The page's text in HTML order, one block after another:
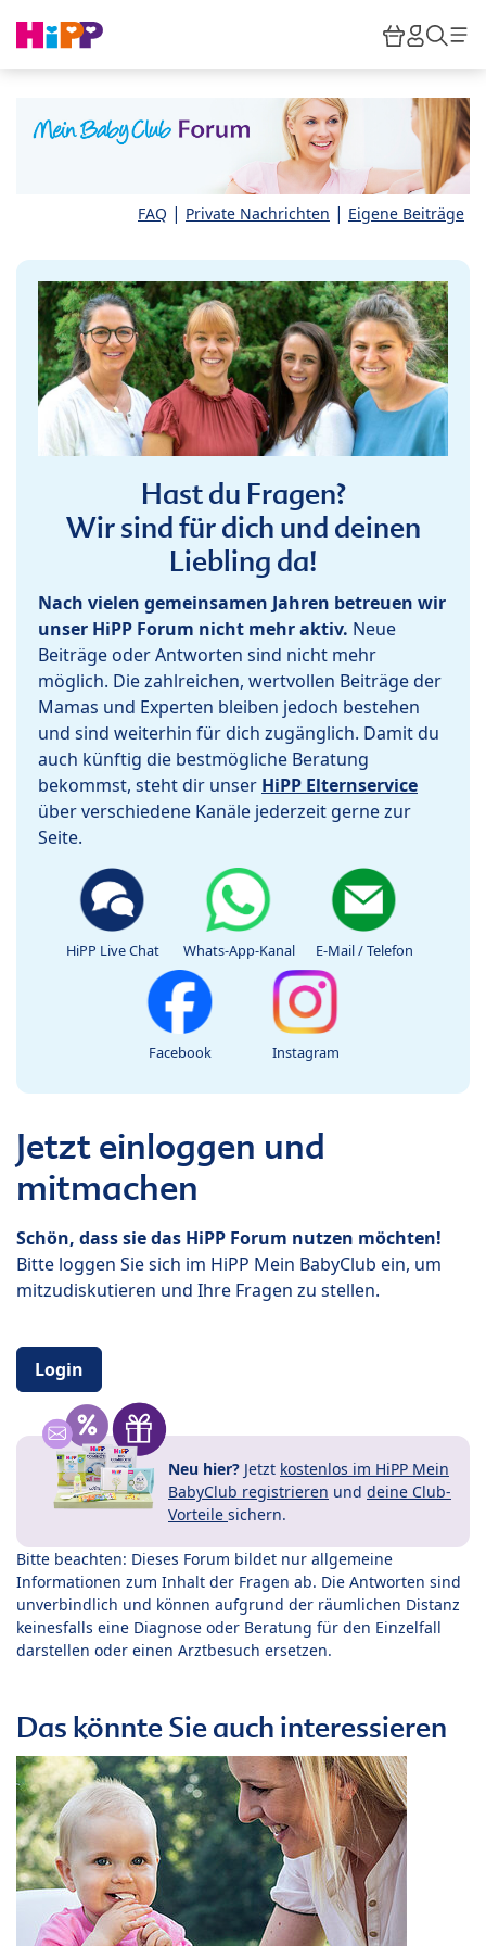
HiPP
FAQ | Private Nachrichten | Eigene Beiträge
Hast du Fragen?
Wir sind für dich und deinen
Liebling da!
Nach vielen gemeinsamen Jahren betreuen wir
unser HiPP Forum nicht mehr aktiv. Neue
Beiträge oder Antworten sind nicht mehr
möglich. Die zahlreichen, wertvollen Beiträge der
Mamas und Experten bleiben jedoch bestehen
und sind weiterhin für dich zugänglich. Damit du
auch künftig die bestmögliche Beratung
bekommst, steht dir unser HiPP Elternservice
über verschiedene Kanäle jederzeit gerne zur
Seite.
HiPP Live Chat Whats-App-Kanal E-Mail / Telefon
Facebook Instagram
Jetzt einloggen und
mitmachen
Schön, dass sie das HiPP Forum nutzen möchten!
Bitte loggen Sie sich im HiPP Mein BabyClub ein, um
mitzudiskutieren und Ihre Fragen zu stellen.
Login
Neu hier? Jetzt kostenlos im HiPP Mein
BabyClub registrieren und deine Club-
Vorteile sichern.
Bitte beachten: Dieses Forum bildet nur allgemeine
Informationen zum Inhalt der Fragen ab. Die Antworten sind
unverbindlich und können aufgrund der räumlichen Distanz
keinesfalls eine Diagnose oder Beratung für den Einzelfall
darstellen oder einen Arztbesuch ersetzen.
Das könnte Sie auch interessieren